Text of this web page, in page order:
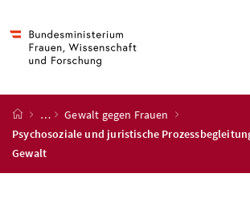
Startseite
…
Gewalt gegen Frauen
Psychosoziale und juristische
Gewalt